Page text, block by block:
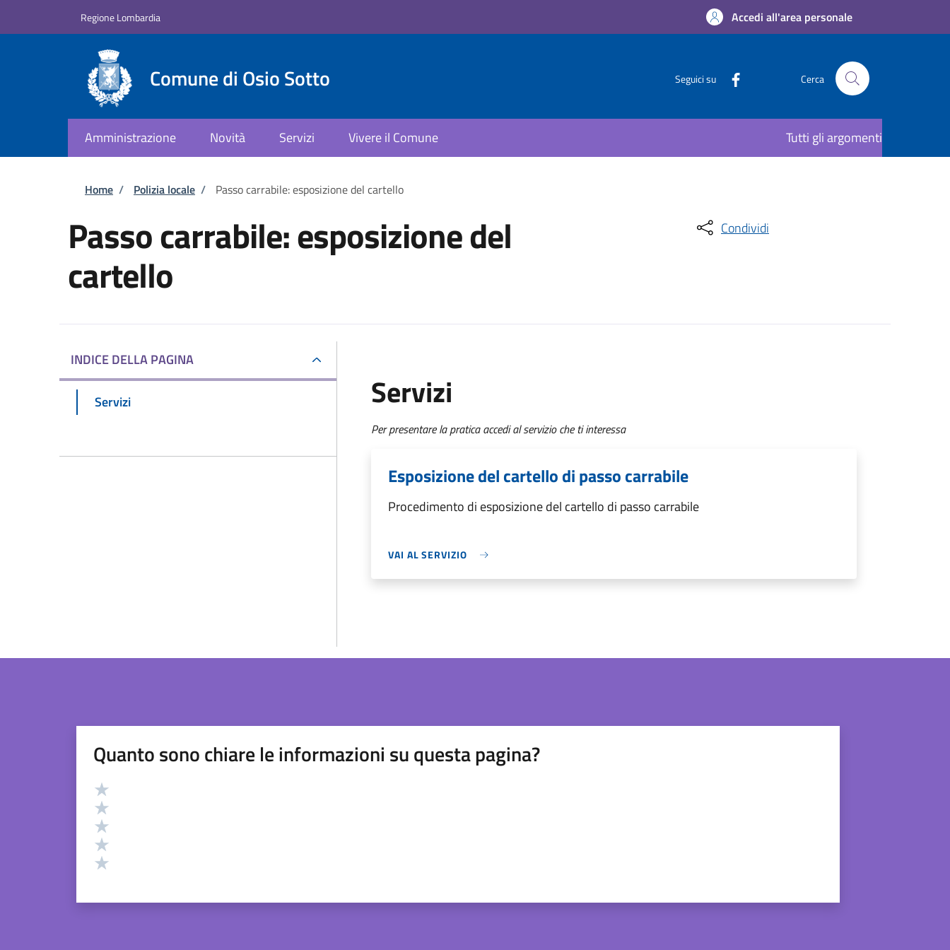
Regione Lombardia Accedi all'area personale
Comune di Osio Sotto Seguici su Cerca
Amministrazione Novità Servizi Vivere il Comune Tutti gli argomenti
Briciole di pane
Home / Polizia locale / Passo carrabile: esposizione del cartello
Passo carrabile: esposizione del
cartello
Condividi
INDICE DELLA PAGINA
Servizi Servizi
Per presentare la pratica accedi al servizio che ti interessa
Esposizione del cartello di passo carrabile
Procedimento di esposizione del cartello di passo carrabile
VAI AL SERVIZIO
Quanto sono chiare le informazioni su questa pagina?
Valutazione